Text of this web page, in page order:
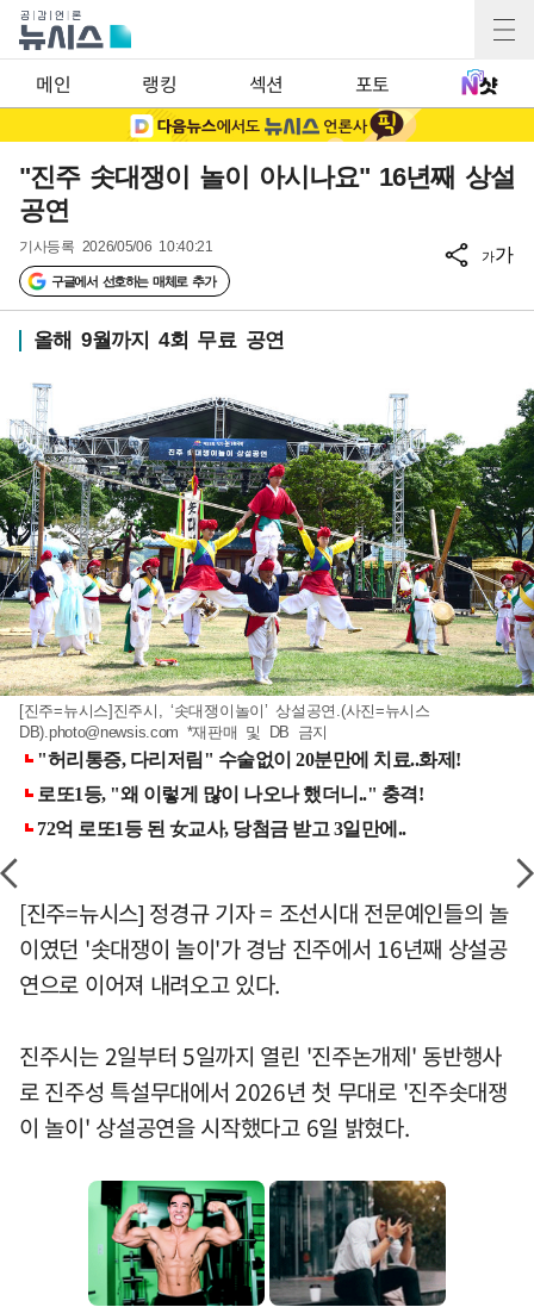
메인 랭킹 섹션 포토
"진주 솟대쟁이 놀이 아시나요" 16년째 상설
공연
기사등록 2026/05/06 10:40:21
구글에서 선호하는 매체로 추가
가가
올해 9월까지 4회 무료 공연
[진주=뉴시스]진주시, ‘솟대쟁이놀이’ 상설공연.(사진=뉴시스
DB) .photo@newsis.com *재판매 및 DB 금지
[진주=뉴시스] 정경규 기자 = 조선시대 전문예인들의 놀
이였던 '솟대쟁이 놀이'가 경남 진주에서 16년째 상설공
연으로 이어져 내려오고 있다.
진주시는 2일부터 5일까지 열린 '진주논개제' 동반행사
로 진주성 특설무대에서 2026년 첫 무대로 '진주솟대쟁
이 놀이' 상설공연을 시작했다고 6일 밝혔다.